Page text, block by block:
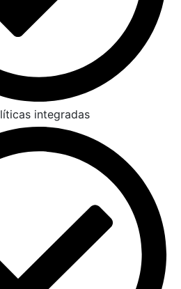
integradas